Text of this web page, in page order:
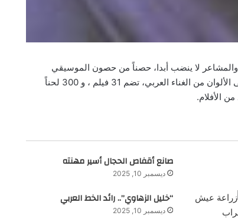
لا ينضب أبدا، حصناً من حصون الموسيقي
العربية، ومدافعا عنيدا عنها، قدم لتاريخ الفن العربي مكتبه زاخرة بأحلى الألوان من الغناء العربي، تضم 31 فيلم ، و 300 لحناً
الأفلام.
صانع أقفاص الحجال أسير مهنته
ديسمبر 10, 2025
“خليل الزهاوي”.. رائد الخط العربي
ديسمبر 10, 2025